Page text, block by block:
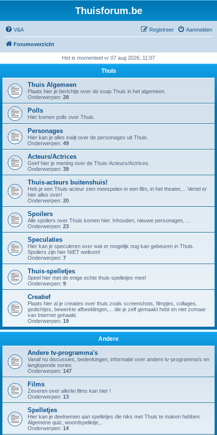
Thuisforum.be
V&A Aanmelden
Registreer
Forumoverzicht
Het is momenteel vr 07 aug 2026, 11:07
Thuis
Thuis Algemeen
Plaats hier je berichtje over de soap Thuis in het algemeen.
Onderwerpen: 28
Polls
Hier komen polls over Thuis.
Personages
Hier kan je alles kwijt over de personages uit Thuis.
Onderwerpen: 49
Acteurs/Actrices
Geef hier je mening over de Thuis-Acteurs/Actrices.
Onderwerpen: 39
Thuis-acteurs buitenshuis!
Heb je een Thuis-acteur zien meespelen in een film, in het theater,... Vertel er
hier alles over!
Onderwerpen: 20
Spoilers
Alle spoilers over Thuis komen hier. Inhouden, nieuwe personages, ...
Onderwerpen: 23
Speculaties
Hier kan je speculeren over wat er mogelijk nog kan gebeuren in Thuis.
Spoilers zijn hier NIET welkom!
Onderwerpen: 7
Thuis-spelletjes
Speel hier met de enige echte thuis-spelletjes mee!
Onderwerpen: 9
Creatief
Plaats hier al je creaties over thuis zoals screenshots, filmpjes, collages,
gedichtjes, bewerkte afbeeldingen,... die je zelf gemaakt hebt en niet zomaar
van Internet gehaald.
Onderwerpen: 19
Andere
Andere tv-programma's
Vanaf nu discussies, bedenkingen, informatie over andere tv-programma's en
langlopende series
Onderwerpen: 147
Films
Zeveren over allerlei films kan hier !
Onderwerpen: 13
Spelletjes
Hier kan je deelnemen aan spelletjes die niks met Thuis te maken hebben.
Algemene quiz, woordspelletje,..
Onderwerpen: 14